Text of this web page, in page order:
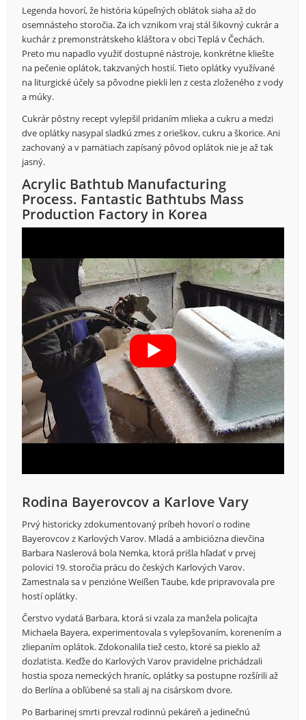
Legenda hovorí, že história kúpeľných oblátok siaha až do
osemnásteho storočia. Za ich vznikom vraj stál šikovný cukrár a
kuchár z premonstrátskeho kláštora v obci Teplá v Čechách.
Preto mu napadlo využiť dostupné nástroje, konkrétne kliešte
na pečenie oplátok, takzvaných hostií. Tieto oplátky využívané
na liturgické účely sa pôvodne piekli len z cesta zloženého z vody
a múky.
Cukrár pôstny recept vylepšil pridaním mlieka a cukru a medzi
dve oplátky nasypal sladkú zmes z orieškov, cukru a škorice. Ani
zachovaný a v pamätiach zapísaný pôvod oplátok nie je až tak
jasný.
Acrylic Bathtub Manufacturing
Process. Fantastic Bathtubs Mass
Production Factory in Korea
Rodina Bayerovcov a Karlove Vary
Prvý historicky zdokumentovaný príbeh hovorí o rodine
Bayerovcov z Karlových Varov. Mladá a ambiciózna dievčina
Barbara Naslerová bola Nemka, ktorá prišla hľadať v prvej
polovici 19. storočia prácu do českých Karlových Varov.
Zamestnala sa v penzióne Weißen Taube, kde pripravovala pre
hostí oplátky.
Čerstvo vydatá Barbara, ktorá si vzala za manžela policajta
Michaela Bayera, experimentovala s vylepšovaním, korenením a
zliepaním oplátok. Zdokonalila tiež cesto, ktoré sa pieklo až
dozlatista. Keďže do Karlových Varov pravidelne prichádzali
hostia spoza nemeckých hraníc, oplátky sa postupne rozšírili až
do Berlína a obľúbené sa stali aj na cisárskom dvore.
Po Barbarinej smrti prevzal rodinnú pekáreň a jedinečnú